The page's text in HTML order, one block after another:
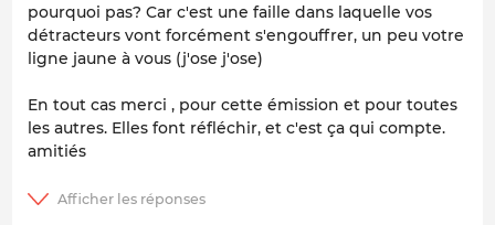
pourquoi pas? Car c'est une faille dans laquelle vos
détracteurs vont forcément s'engouffrer, un peu votre
ligne jaune à vous (j'ose j'ose)
En tout cas merci , pour cette émission et pour toutes
les autres. Elles font réfléchir, et c'est ça qui compte.
amitiés